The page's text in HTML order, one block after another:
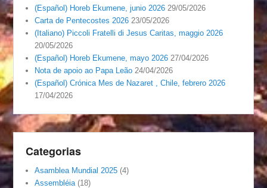
(Español) Horeb Ekumene, junio 2026 29/05/2026
Carta de Pentecostes 2026 23/05/2026
(Italiano) Piccoli Fratelli di Jesus Caritas, maggio 2026
20/05/2026
(Español) Horeb Ekumene, mayo 2026 27/04/2026
Nota de apoio ao Papa Leão 24/04/2026
(Español) Crónica Mes de Nazaret , Chile, febrero 2026
17/04/2026
Categorias
Asamblea Mundial 2025 (4)
Assembléia (18)